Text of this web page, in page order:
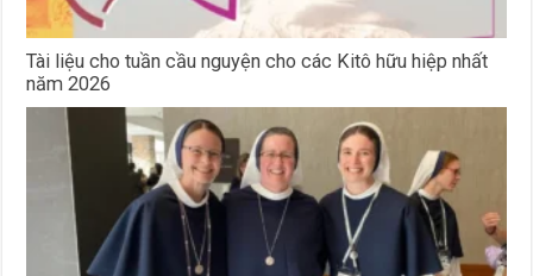
Tài liệu cho tuần cầu nguyện cho các Kitô hữu hiệp nhất
năm 2026